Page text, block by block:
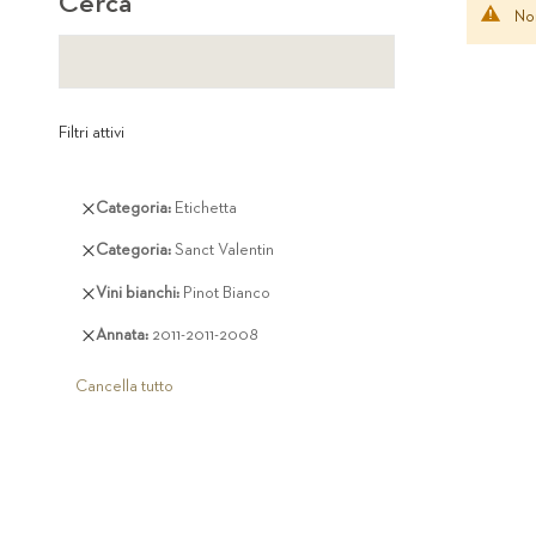
Filtri attivi
Categoria Etichetta
Rimuovi
articolo
Categoria Sanct Valentin
Rimuovi
articolo
Vini bianchi Pinot Bianco
Rimuovi
articolo
Annata 2011-2011-2008
Rimuovi
articolo
Cancella tutto